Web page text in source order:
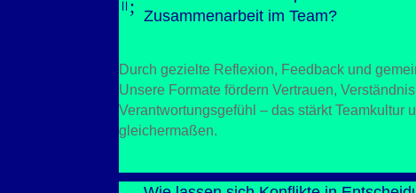
=; Zusammenarbeit im Team?
Durch gezielte Reflexion, Feedback und
Unsere Formate fördern Vertrauen,
Verantwortungsgefühl – das stärkt Teamkultur
gleichermaßen.